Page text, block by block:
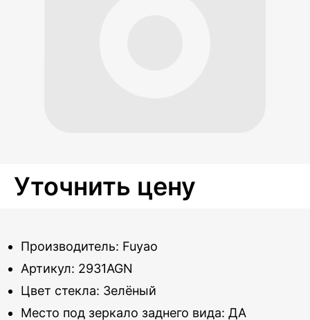
Уточнить цену
Производитель: Fuyao
Артикул: 2931AGN
Цвет стекла: Зелёный
Место под зеркало заднего вида: ДА